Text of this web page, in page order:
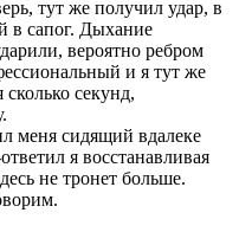
тут же получил удар, в
в сапог. Дыхание
вероятно ребром
и я тут же
секунд,
меня сидящий вдалеке
я восстанавливая
не тронет больше.